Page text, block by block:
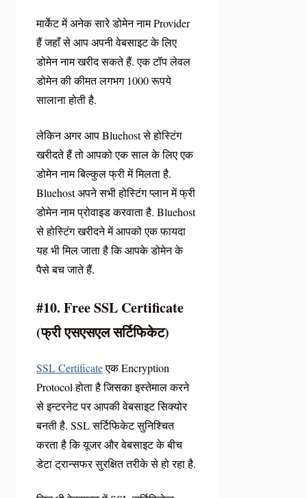
मार्केट में अनेक सारे डोमेन नाम Provider
हैं जहाँ से आप अपनी वेबसाइट के लिए
डोमेन नाम खरीद सकते हैं. एक टॉप लेवल
डोमेन की कीमत लगभग 1000 रूपये
सालाना होती है.
लेकिन अगर आप Bluehost से होस्टिंग
खरीदते हैं तो आपको एक साल के लिए एक
डोमेन नाम बिल्कुल फ्री में मिलता है.
Bluehost अपने सभी होस्टिंग प्लान में फ्री
डोमेन नाम प्रोवाइड करवाता है. Bluehost
से होस्टिंग खरीदने में आपको एक फायदा
यह भी मिल जाता है कि आपके डोमेन के
पैसे बच जाते हैं.
#10. Free SSL Certificate
(फ्री एसएसएल सर्टिफिकेट)
SSL Certificateएक Encryption
Protocol होता है जिसका इस्तेमाल करने
से इन्टरनेट पर आपकी वेबसाइट सिक्योर
बनती है. SSL सर्टिफिकेट सुनिश्चित
करता है कि यूजर और वेबसाइट के बीच
डेटा ट्रान्सफर सुरक्षित तरीके से हो रहा है.